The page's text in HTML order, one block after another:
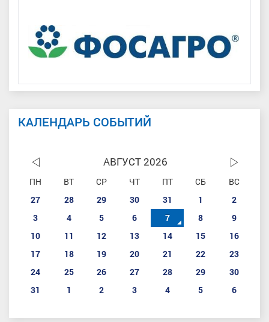
КАЛЕНДАРЬ СОБЫТИЙ
АВГУСТ 2026
ПН ВТ СР ЧТ ПТ СБ
ВС
27
28 29 30 31 1
2
3
4 5 6 7 8
9
10
11 12 13 14 15
16
17
18 19 20 21 22
23
24
25 26 27 28 29
30
31
1 2 3 4 5 6